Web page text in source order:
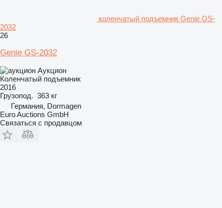
коленчатый подъемник Genie GS-
2032
26
Genie GS-2032
Аукцион
Коленчатый подъемник
2016
Грузопод. 363 кг
Германия, Dormagen
Euro Auctions GmbH
Связаться с продавцом